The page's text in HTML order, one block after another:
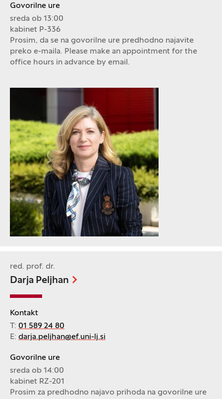
Govorilne ure
sreda ob 13:00
kabinet P-336
Prosim, da se na govorilne ure predhodno najavite
preko e-maila. Please make an appointment for the
office hours in advance by email.
red. prof. dr.
Darja Peljhan
Kontakt
T: 01 589 24 80
E: darja.peljhan@ef.uni-lj.si
Govorilne ure
sreda ob 14:00
kabinet RZ-201
Prosim za predhodno najavo prihoda na govorilne ure